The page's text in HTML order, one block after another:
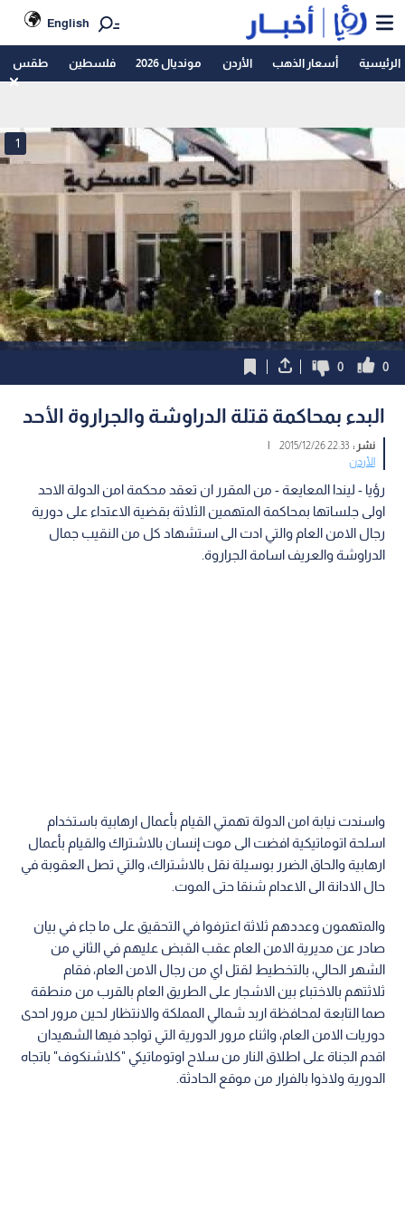
English
الرئيسية أسعار الذهب الأردن مونديال 2026 فلسطين طقس
1
0
0
البدء بمحاكمة قتلة الدراوشة والجراروة الأحد
نشر :22:33 2015/12/26
|
الأردن
رؤيا - ليندا المعايعة - من المقرر ان تعقد محكمة امن الدولة الاحد
اولى جلساتها بمحاكمة المتهمين الثلاثة بقضية الاعتداء على دورية
رجال الامن العام والتي ادت الى استشهاد كل من النقيب جمال
الدراوشة والعريف اسامة الجراروة.
واسندت نيابة امن الدولة تهمتي القيام بأعمال ارهابية باستخدام
اسلحة اتوماتيكية افضت الى موت إنسان بالاشتراك والقيام بأعمال
ارهابية والحاق الضرر بوسيلة نقل بالاشتراك، والتي تصل العقوبة في
حال الادانة الى الاعدام شنقا حتى الموت.
والمتهمون وعددهم ثلاثة اعترفوا في التحقيق على ما جاء في بيان
صادر عن مديرية الامن العام عقب القبض عليهم في الثاني من
الشهر الحالي، بالتخطيط لقتل اي من رجال الامن العام، فقام
ثلاثتهم بالاختباء بين الاشجار على الطريق العام بالقرب من منطقة
صما التابعة لمحافظة اربد شمالي المملكة والانتظار لحين مرور احدى
دوريات الامن العام، واثناء مرور الدورية التي تواجد فيها الشهيدان
اقدم الجناة على اطلاق النار من سلاح اوتوماتيكي "كلاشنكوف" باتجاه
الدورية ولاذوا بالفرار من موقع الحادثة.